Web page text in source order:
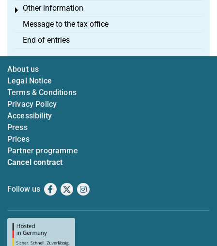
Other information
Toggle menu
Message to the tax office
End of entries
About us
Legal Notice
Terms & Conditions
Privacy Policy
Accessibility
Press
Prices
Partner programme
Cancel contract
Follow us Facebook
X Instagram